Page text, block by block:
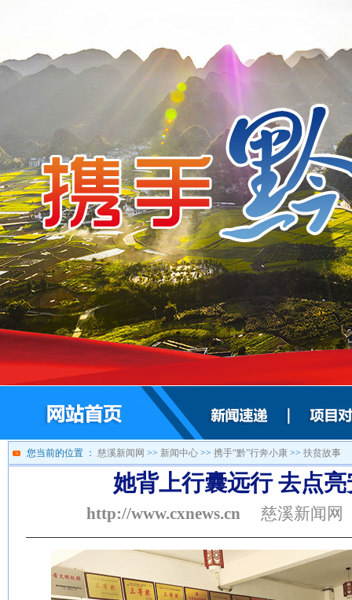
您当前的位置 ： 慈溪新闻网 >> 新闻中心 >> 携手“黔”行奔小康 >> 扶贫故事
她背上行囊远行 去点
http://www.cxnews.cn 慈溪新闻网